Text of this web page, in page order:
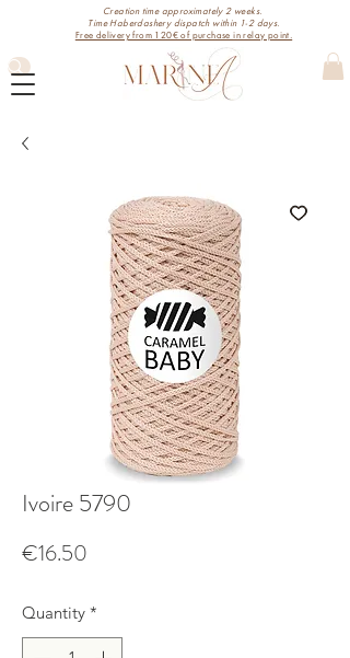
Creation time approximately 2 weeks.
Time Haberdashery dispatch within 1-2 days.
Free delivery from 120€ of purchase in relay point.
Ivoire 5790
€16.50
Quantity *